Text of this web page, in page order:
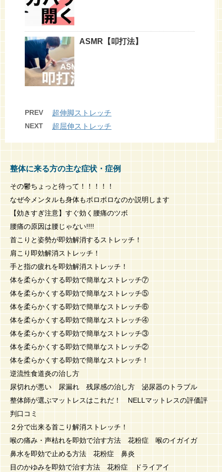
ASMR【叩打法】
PREV 超伸脚ストレッチ
NEXT 超屈伸ストレッチ
整体に来る方の主な症状・症例
その鬱ちょっと待って！！！！！
なぜ今メンタルも身体もボロボロなのか説明します
【効きすぎ注意】すぐ効く腰痛のツボ
腰痛の原因は腰じゃない!!!!
首こりと姿勢が即効解消するストレッチ！
肩こり即効解消ストレッチ！
手と指の疲れを即効解消ストレッチ！
体を柔らかくする即効で簡単なストレッチ⑦
体を柔らかくする即効で簡単なストレッチ⑤
体を柔らかくする即効で簡単なストレッチ⑥
体を柔らかくする即効で簡単なストレッチ④
体を柔らかくする即効で簡単なストレッチ③
体を柔らかくする即効で簡単なストレッチ②
体を柔らかくする即効で簡単なストレッチ！
逆流性食道炎の治し方
尿切れが悪い 尿漏れ 残尿感の治し方 泌尿器のトラブル
整体師が選ぶマットレスはこれだ！ NELLマットレスの評価評
判口コミ
２分で出来る首こり解消ストレッチ！
喉の痛み・声枯れを即効で治す方法 花粉症 喉のイガイガ
鼻水を即効で止める方法 花粉症 鼻炎
目のかゆみを即効で治す方法 花粉症 ドライアイ